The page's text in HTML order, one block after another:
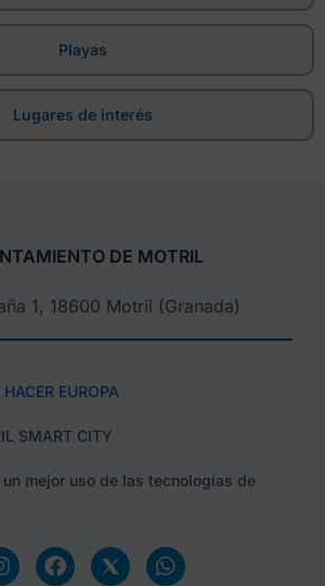
Playas
Lugares de interés
DE MOTRIL
1, 18600 Motril (Granada)​
EUROPA
SMART CITY
un mejor uso de las tecnologías de